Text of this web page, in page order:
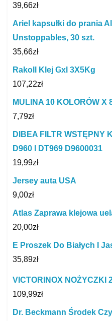
39,66zł
Ariel kapsułki do prania
Unstoppables, 30 szt.
35,66zł
Rakoll Klej Gxl 3X5Kg
107,22zł
MULINA 10 KOLORÓW X
7,79zł
DIBEA FILTR WSTĘPNY
D960 I DT969 D9600031
19,99zł
Jersey auta USA
9,00zł
Atlas Zaprawa klejowa
20,00zł
E Proszek Do Białych I
35,89zł
VICTORINOX NOŻYCZKI
109,99zł
Dr. Beckmann Środek